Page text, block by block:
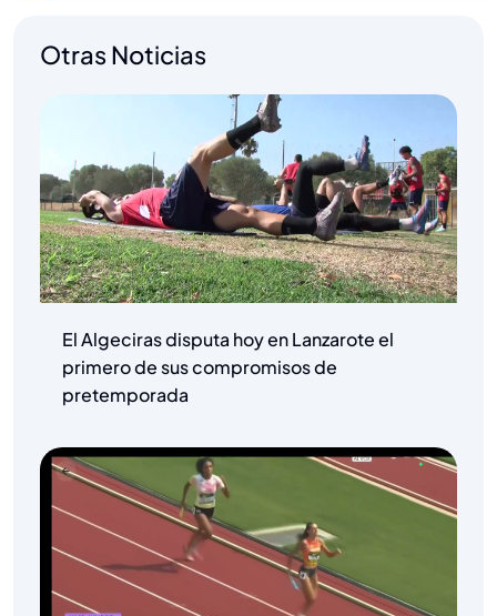
Otras Noticias
El Algeciras disputa hoy en Lanzarote el
primero de sus compromisos de
pretemporada